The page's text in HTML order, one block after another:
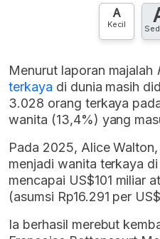
Hubungi sekarang
A
Kecil
Menurut laporan majalah
terkaya di dunia masih
3.028 orang terkaya
wanita (13,4%) yang
Pada 2025, Alice
menjadi wanita terkaya
mencapai US$101 miliar
(asumsi Rp16.291 per
Ia berhasil merebut